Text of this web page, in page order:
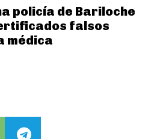
policía de Bariloche
falsos
médica